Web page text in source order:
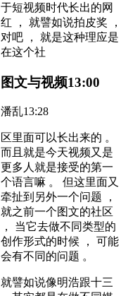
于短视频时代长出的网
红 ， 就譬如说拍皮奖 ，
对吧 ， 就是这种理应是
在这个社
图文与视频13:00
潘乱13:28
区里面可以长出来的 。
而且就是今天视频又是
更多人就是接受的第一
个语言嘛 。 但这里面又
牵扯到另外一个问题 ，
就之前一个图文的社区
， 当它去做不同类型的
创作形式的时候 ， 可能
会有不同的问题 。
就譬如说像明浩跟十三